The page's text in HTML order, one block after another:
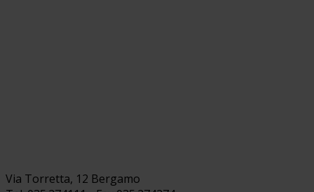
Via Torretta, 12 Bergamo